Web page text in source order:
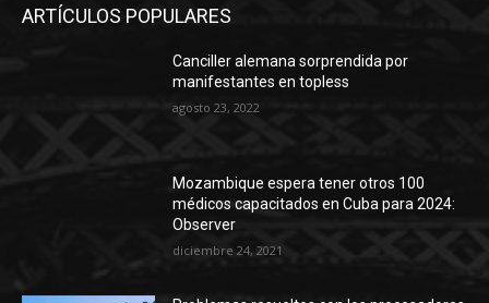
ARTÍCULOS POPULARES
Canciller alemana sorprendida por
manifestantes en topless
agosto 23, 2022
Mozambique espera tener otros 100
médicos capacitados en Cuba para 2024:
Observer
diciembre 24, 2021